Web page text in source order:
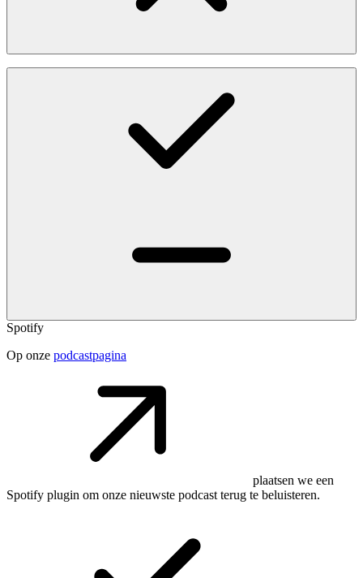
Spotify
Op onze podcastpagina
plaatsen we een
Spotify plugin om onze nieuwste podcast terug te beluisteren.